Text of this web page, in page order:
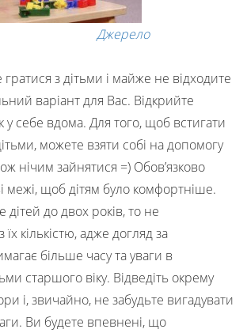
Джерело
з дітьми і майже не відходите
варіант для Вас. Відкрийте
у себе вдома. Для того, щоб встигати
можете взяти собі на допомогу
нічим зайнятися =) Обов’язково
межі, щоб дітям було комфортніше.
до двох років, то не
кількістю, адже догляд за
більше часу та уваги в
старшого віку. Відведіть окрему
і, звичайно, не забудьте вигадувати
Ви будете впевнені, що